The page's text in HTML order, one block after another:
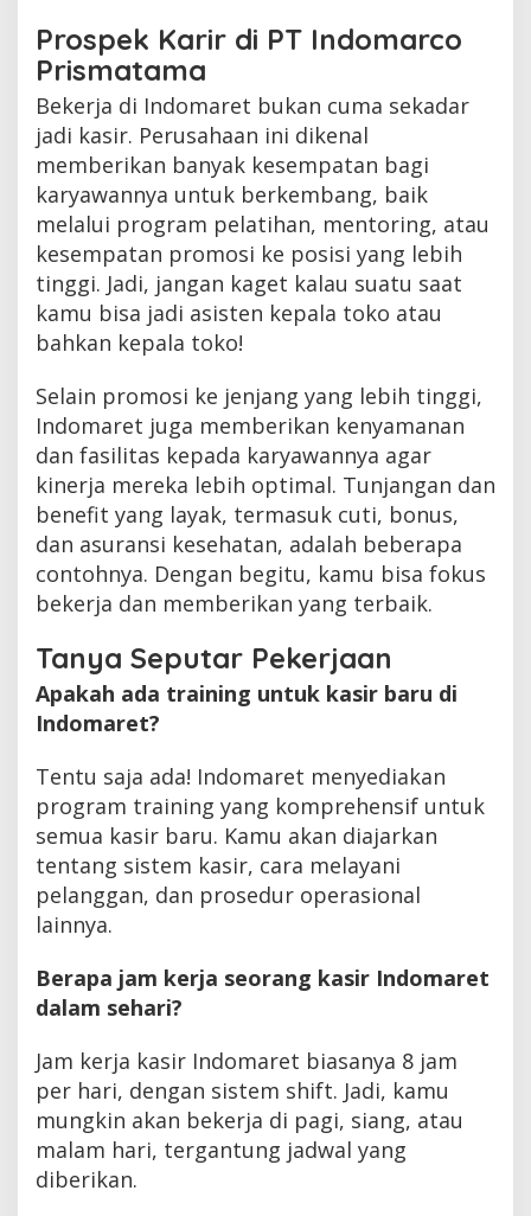
Prospek Karir di PT Indomarco
Prismatama
Bekerja di Indomaret bukan cuma sekadar
jadi kasir. Perusahaan ini dikenal
memberikan banyak kesempatan bagi
karyawannya untuk berkembang, baik
melalui program pelatihan, mentoring, atau
kesempatan promosi ke posisi yang lebih
tinggi. Jadi, jangan kaget kalau suatu saat
kamu bisa jadi asisten kepala toko atau
bahkan kepala toko!
Selain promosi ke jenjang yang lebih tinggi,
Indomaret juga memberikan kenyamanan
dan fasilitas kepada karyawannya agar
kinerja mereka lebih optimal. Tunjangan dan
benefit yang layak, termasuk cuti, bonus,
dan asuransi kesehatan, adalah beberapa
contohnya. Dengan begitu, kamu bisa fokus
bekerja dan memberikan yang terbaik.
Tanya Seputar Pekerjaan
Apakah ada training untuk kasir baru di
Indomaret?
Tentu saja ada! Indomaret menyediakan
program training yang komprehensif untuk
semua kasir baru. Kamu akan diajarkan
tentang sistem kasir, cara melayani
pelanggan, dan prosedur operasional
lainnya.
Berapa jam kerja seorang kasir Indomaret
dalam sehari?
Jam kerja kasir Indomaret biasanya 8 jam
per hari, dengan sistem shift. Jadi, kamu
mungkin akan bekerja di pagi, siang, atau
malam hari, tergantung jadwal yang
diberikan.